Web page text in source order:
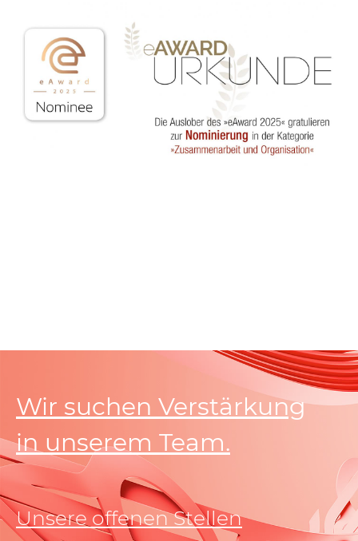
Wir suchen Verstärkung
in unserem Team.
Unsere offenen Stellen